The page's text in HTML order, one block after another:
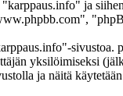
"karppaus.info" ja
yksilöimiseksi
ja näitä